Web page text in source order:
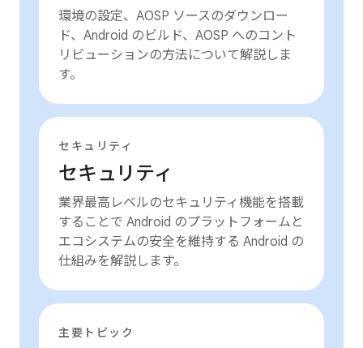
環境の設定、AOSP ソースのダウンロー
ド、Android のビルド、AOSP へのコント
リビューションの方法について解説しま
す。
セキュリティ
セキュリティ
業界最高レベルのセキュリティ機能を搭載
することで Android のプラットフォームと
エコシステムの安全を維持する Android の
仕組みを解説します。
主要トピック